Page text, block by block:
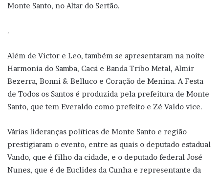
Monte Santo, no Altar do Sertão.
.
Além de Victor e Leo, também se apresentaram na noite
Harmonia do Samba, Cacá e Banda Tribo Metal, Almir
Bezerra, Bonni & Belluco e Coração de Menina. A Festa
de Todos os Santos é produzida pela prefeitura de Monte
Santo, que tem Everaldo como prefeito e Zé Valdo vice.
Várias lideranças políticas de Monte Santo e região
prestigiaram o evento, entre as quais o deputado estadual
Vando, que é filho da cidade, e o deputado federal José
Nunes, que é de Euclides da Cunha e representante da